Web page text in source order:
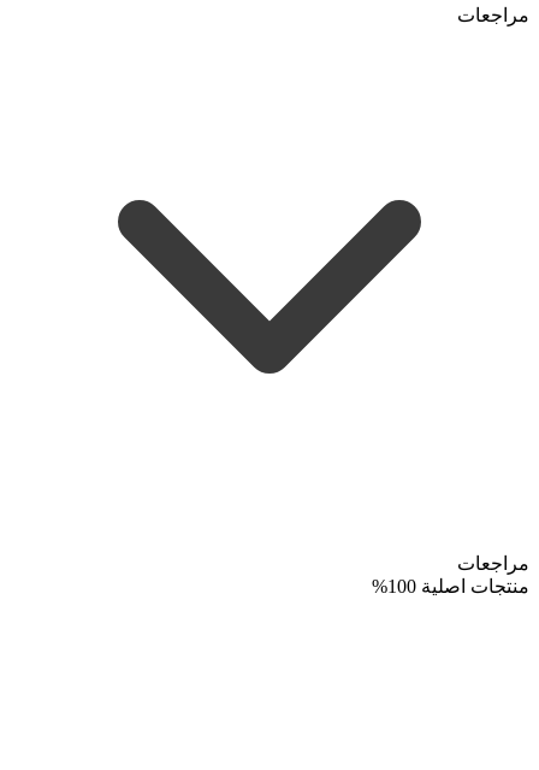
مراجعات
مراجعات
منتجات اصلية 100%